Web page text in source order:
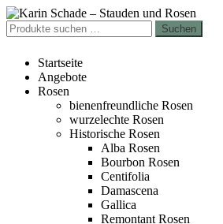
Zur
Navigation
springen
Zum
Inhalt
springen
Suchen
nach:
Suchen
Startseite
Angebote
Rosen
bienenfreundliche Rosen
wurzelechte Rosen
Historische Rosen
Alba Rosen
Bourbon Rosen
Centifolia
Damascena
Gallica
Remontant Rosen